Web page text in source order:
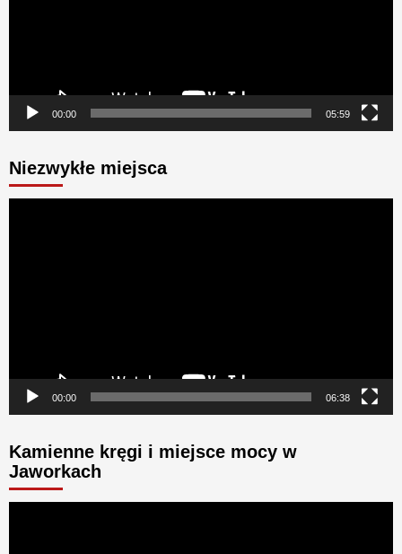
00:00 05:59
Niezwykłe miejsca
00:00 06:38
Kamienne kręgi i miejsce mocy w
Jaworkach